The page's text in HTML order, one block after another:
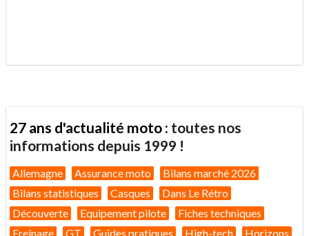
27 ans d'actualité moto : toutes nos
informations depuis 1999 !
Allemagne Assurance moto
Bilans marché 2026
Bilans statistiques
Casques
Dans Le Rétro
Découverte
Equipement pilote
Fiches techniques
Freinage
GT Guides pratiques High-tech Horizons